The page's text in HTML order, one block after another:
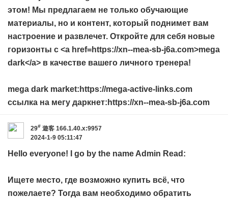
этом! Мы предлагаем не только обучающие
материалы, но и контент, который поднимет вам
настроение и развлечет. Откройте для себя новые
горизонты с <a href=https://xn--mea-sb-j6a.com>mega
dark</a> в качестве вашего личного тренера!
mega dark market:https://mega-active-links.com
ссылка на мегу даркнет:https://xn--mea-sb-j6a.com
29# 遊客 166.1.40.x:9957
2024-1-9 05:11:47
Hello everyone! I go by the name Admin Read:
Ищете место, где возможно купить всё, что
пожелаете? Тогда вам необходимо обратить